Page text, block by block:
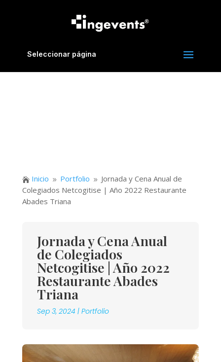
Seleccionar página
 Inicio 9 Portfolio 9 Jornada y Cena Anual de
Colegiados Netcogitise | Año 2022 Restaurante
Abades Triana
Jornada y Cena Anual
de Colegiados
Netcogitise | Año 2022
Restaurante Abades
Triana
Sep 3, 2024 | Portfolio